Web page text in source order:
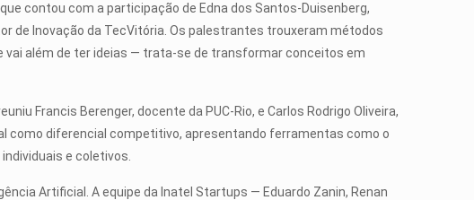
contou com a participação de Edna dos Santos-Duisenberg,
de Inovação da TecVitória. Os palestrantes trouxeram métodos
vai além de ter ideias — trata-se de transformar conceitos em
Francis Berenger, docente da PUC-Rio, e Carlos Rodrigo Oliveira,
como diferencial competitivo, apresentando ferramentas como o
e coletivos.
Artificial. A equipe da Inatel Startups — Eduardo Zanin, Renan